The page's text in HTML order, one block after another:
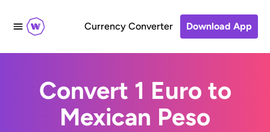
Currency Converter Download App
Convert 1 Euro to
Mexican Peso